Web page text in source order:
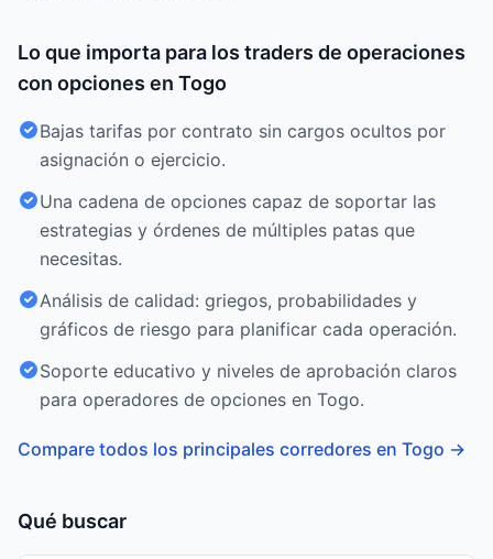
Lo que importa para los traders de operaciones
con opciones en Togo
Bajas tarifas por contrato sin cargos ocultos por
asignación o ejercicio.
Una cadena de opciones capaz de soportar las
estrategias y órdenes de múltiples patas que
necesitas.
Análisis de calidad: griegos, probabilidades y
gráficos de riesgo para planificar cada operación.
Soporte educativo y niveles de aprobación claros
para operadores de opciones en Togo.
Compare todos los principales corredores en Togo →
Qué buscar